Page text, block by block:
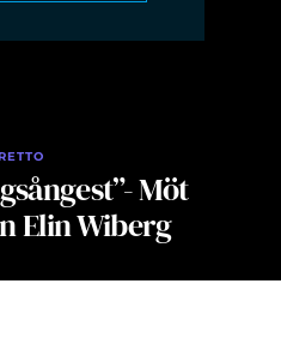
Möt
Elin Wiberg